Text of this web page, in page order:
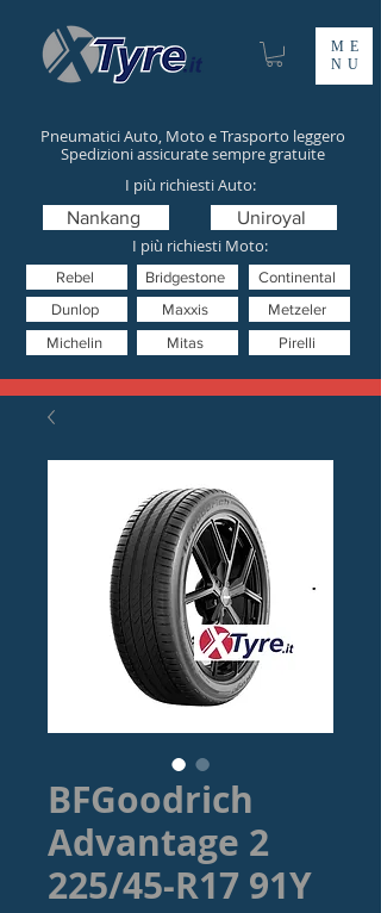
ME
NU
Pneumatici Auto, Moto e Trasporto leggero
Spedizioni assicurate sempre gratuite
I più richiesti Moto:
Mitas
Nankang
Pirelli
Uniroyal
Metzeler
Dunlop
Bridgestone Continental
Michelin
Rebel
I più richiesti Auto:
Maxxis
BFGoodrich
Advantage 2
225/45-R17 91Y